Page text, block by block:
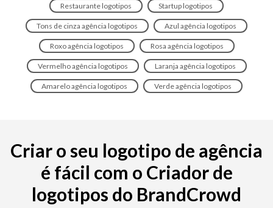
Restaurante logotipos Startup logotipos
Tons de cinza agência logotipos Azul agência logotipos
Roxo agência logotipos Rosa agência logotipos
Vermelho agência logotipos Laranja agência logotipos
Amarelo agência logotipos Verde agência logotipos
Criar o seu logotipo de agência
é fácil com o Criador de
logotipos do BrandCrowd